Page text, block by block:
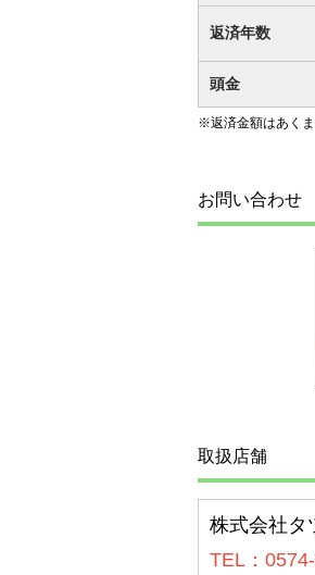
返済年数
頭金
※返済金額はあくま
お問い合わせ
取扱店舗
株式会社タ
TEL：